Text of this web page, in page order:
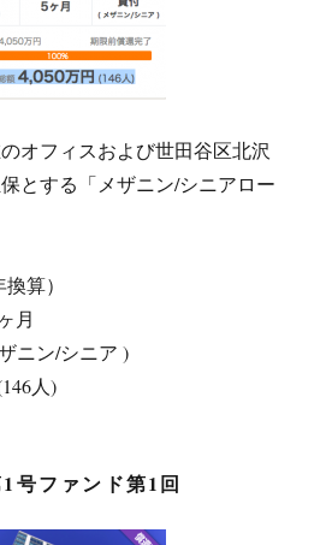
オフィスおよび世田谷区北沢
とする「メザニン/シニアロー
算）
月
ニン/シニア )
人)
号ファンド第1回